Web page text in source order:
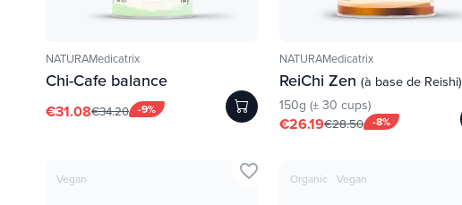
NATURAMedicatrix
Chi-Cafe balance
-9%
€31.08€34.20
NATURAMedicatrix
ReiChi Zen(à base de Reishi)
150g (± 30 cups)
-8%
€26.19€28.50
Vegan favorite_border Organic Vegan